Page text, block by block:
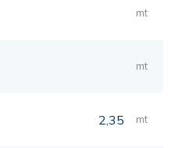
mt
mt
2,35 mt